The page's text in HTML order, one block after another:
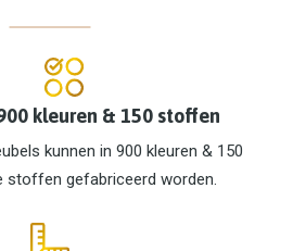
kleuren & 150 stoffen
kunnen in 900 kleuren & 150
stoffen gefabriceerd worden.